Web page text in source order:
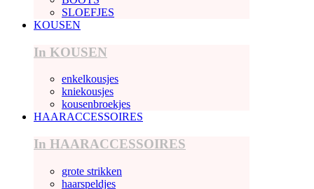
SLOEFJES
KOUSEN
In KOUSEN
enkelkousjes
kniekousjes
kousenbroekjes
HAARACCESSOIRES
In HAARACCESSOIRES
grote strikken
haarspeldjes